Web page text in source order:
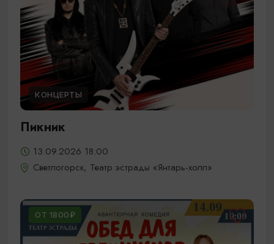
КОНЦЕРТЫ
Пикник
13.09.2026 18:00
Светлогорск, Театр эстрады «Янтарь-холл»
ОТ 1800₽